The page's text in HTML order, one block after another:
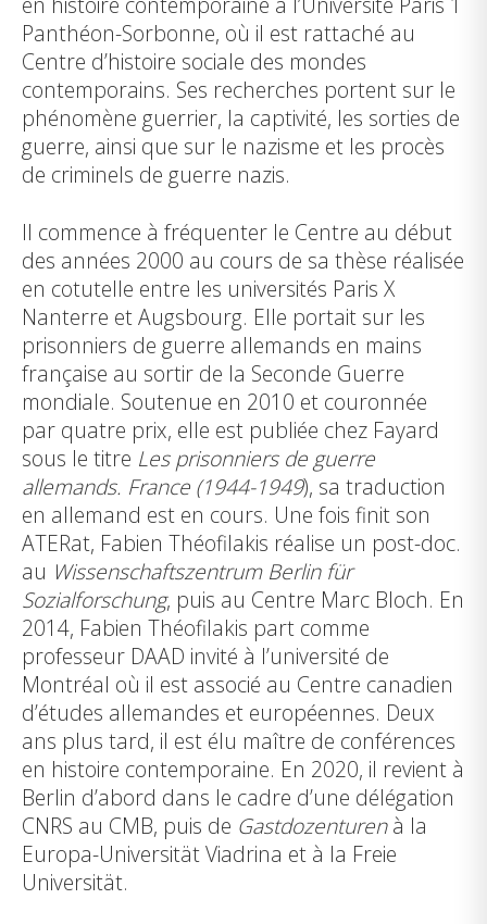
Panthéon-Sorbonne, où il est rattaché au
Centre d’histoire sociale des mondes
contemporains. Ses recherches portent sur le
phénomène guerrier, la captivité, les sorties de
guerre, ainsi que sur le nazisme et les procès
de criminels de guerre nazis.
Il commence à fréquenter le Centre au début
des années 2000 au cours de sa thèse réalisée
en cotutelle entre les universités Paris X
Nanterre et Augsbourg. Elle portait sur les
prisonniers de guerre allemands en mains
française au sortir de la Seconde Guerre
mondiale. Soutenue en 2010 et couronnée
par quatre prix, elle est publiée chez Fayard
sous le titre Les prisonniers de guerre
allemands. France (1944-1949), sa traduction
en allemand est en cours. Une fois finit son
ATERat, Fabien Théofilakis réalise un post-doc.
au Wissenschaftszentrum Berlin für
Sozialforschung, puis au Centre Marc Bloch. En
2014, Fabien Théofilakis part comme
professeur DAAD invité à l’université de
Montréal où il est associé au Centre canadien
d’études allemandes et européennes. Deux
ans plus tard, il est élu maître de conférences
en histoire contemporaine. En 2020, il revient à
Berlin d’abord dans le cadre d’une délégation
CNRS au CMB, puis de Gastdozenturenà la
Europa-Universität Viadrina et à la Freie
Universität.